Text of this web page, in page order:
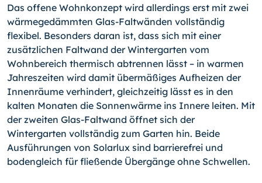
Das offene Wohnkonzept wird allerdings erst mit zwei
wärmegedämmten Glas-Faltwänden vollständig
flexibel. Besonders daran ist, dass sich mit einer
zusätzlichen Faltwand der Wintergarten vom
Wohnbereich thermisch abtrennen lässt – in warmen
Jahreszeiten wird damit übermäßiges Aufheizen der
Innenräume verhindert, gleichzeitig lässt es in den
kalten Monaten die Sonnenwärme ins Innere leiten. Mit
der zweiten Glas-Faltwand öffnet sich der
Wintergarten vollständig zum Garten hin. Beide
Ausführungen von Solarlux sind barrierefrei und
bodengleich für fließende Übergänge ohne Schwellen.